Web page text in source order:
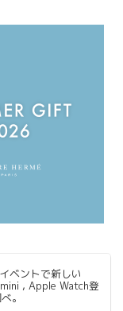
ベントで新しい
, Apple Watch登
。